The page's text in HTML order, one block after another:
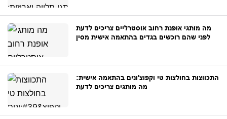
מה מותגי אופנת רחוב אוסטרליים צריכים לדעת
לפני שהם רוכשים בגדים בהתאמה אישית מסין
התכווצות בחולצות טי וקפוצ'ונים בהתאמה אישית:
מה מותגים צריכים לדעת